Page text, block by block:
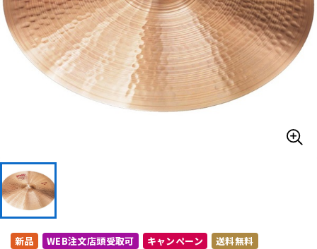
キーボード 電子ピアノ
管楽器 その他楽器
エフェクター
新品 WEB注文店頭受取可 キャンペーン 送料無料